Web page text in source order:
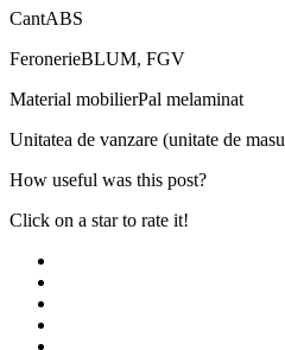
CantABS
FeronerieBLUM, FGV
Material mobilierPal melaminat
Unitatea de vanzare (unitate de
How useful was this post?
Click on a star to rate it!